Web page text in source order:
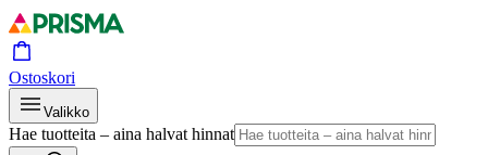
Ostoskori
Valikko
Hae tuotteita – aina halvat hinnat